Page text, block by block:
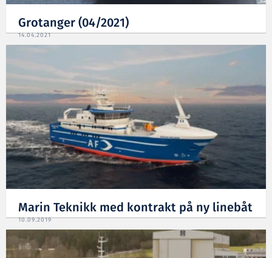
Grotanger (04/2021)
14.04.2021
Marin Teknikk med kontrakt på ny linebåt
10.09.2019